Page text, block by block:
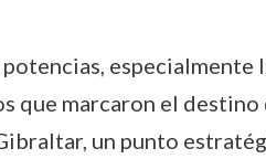
especialmente
que marcaron el
un punto